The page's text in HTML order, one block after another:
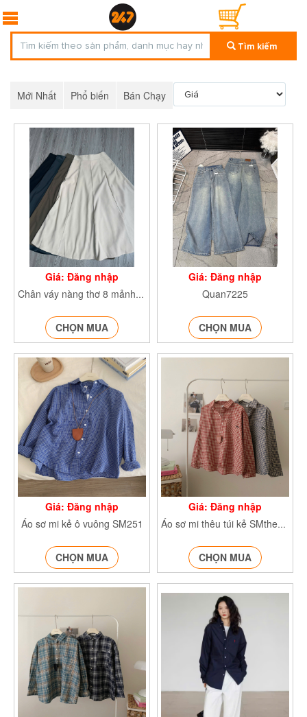
Tìm kiếm
Mới Nhất Phổ biến Bán Chạy
Giá: Đăng nhập
Chân váy nàng thơ 8 mảnh Cv6907
CHỌN MUA
Giá: Đăng nhập
Quan7225
CHỌN MUA
Giá: Đăng nhập
Áo sơ mi kẻ ô vuông SM251
CHỌN MUA
Giá: Đăng nhập
Áo sơ mi thêu túi kẻ SMtheutui253
CHỌN MUA